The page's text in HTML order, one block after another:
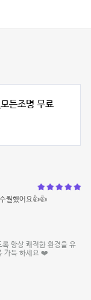
든조명 무료
월했어요👍👍
항상 쾌적한 환경을 유
가득 하세요 ❤️